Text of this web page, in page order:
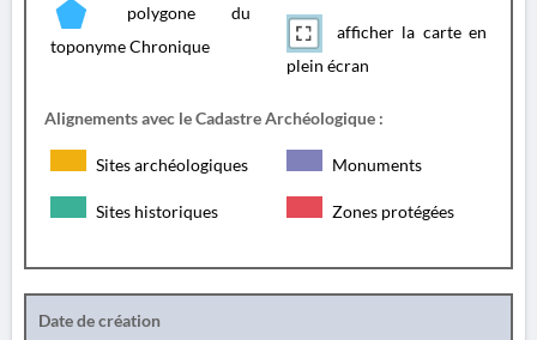
polygone du
toponyme Chronique
afficher la carte en
plein écran
Alignements avec le Cadastre Archéologique :
Sites archéologiques Monuments
Sites historiques Zones protégées
Date de création